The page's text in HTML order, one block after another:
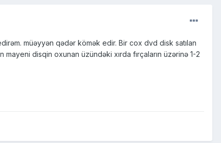
müəyyən qədər kömək edir. Bir cox dvd disk satılan
mayeni disqin oxunan üzündəki xırda fırçaların üzərinə 1-2